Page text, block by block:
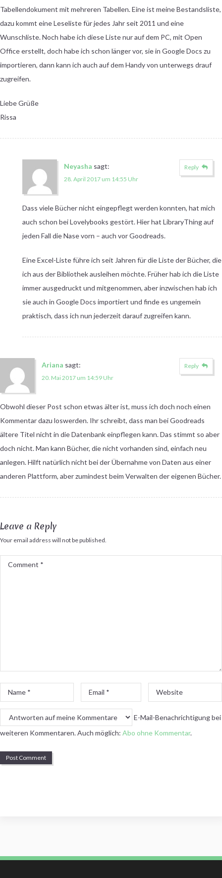
Tabellendokument mit mehreren Tabellen. Eine ist meine Bestandsliste,
dazu kommt eine Leseliste für jedes Jahr seit 2011 und eine
Wunschliste. Noch habe ich diese Liste nur auf dem PC, mit Open
Office erstellt, doch habe ich schon länger vor, sie in Google Docs zu
importieren, dann kann ich auch auf dem Handy von unterwegs drauf
zugreifen.
Liebe Grüße
Rissa
Neyasha sagt:
28. April 2017 um 14:55 Uhr
Dass viele Bücher nicht eingepflegt werden konnten, hat mich
auch schon bei Lovelybooks gestört. Hier hat LibraryThing auf
jeden Fall die Nase vorn – auch vor Goodreads.
Eine Excel-Liste führe ich seit Jahren für die Liste der Bücher, die
ich aus der Bibliothek ausleihen möchte. Früher hab ich die Liste
immer ausgedruckt und mitgenommen, aber inzwischen hab ich
sie auch in Google Docs importiert und finde es ungemein
praktisch, dass ich nun jederzeit darauf zugreifen kann.
Reply
Ariana sagt:
20. Mai 2017 um 14:59 Uhr
Obwohl dieser Post schon etwas älter ist, muss ich doch noch einen
Kommentar dazu loswerden. Ihr schreibt, dass man bei Goodreads
ältere Titel nicht in die Datenbank einpflegen kann. Das stimmt so aber
doch nicht. Man kann Bücher, die nicht vorhanden sind, einfach neu
anlegen. Hilft natürlich nicht bei der Übernahme von Daten aus einer
anderen Plattform, aber zumindest beim Verwalten der eigenen Bücher.
Reply
Leave a Reply
Your email address will not be published.
Comment
Name
*
Email
*
Website
E-Mail-Benachrichtigung bei
weiteren Kommentaren. Auch möglich: Abo ohne Kommentar.